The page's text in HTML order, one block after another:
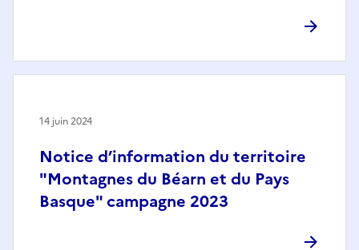
Notice d’information du territoire
"Montagnes du Béarn et du Pays
Basque" campagne 2023
14 juin 2024